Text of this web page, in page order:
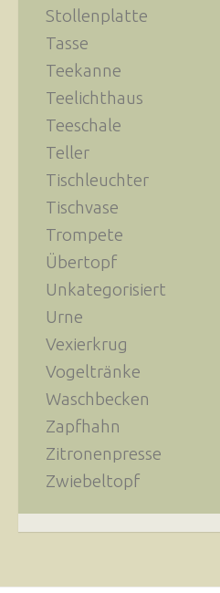
Stollenplatte
Tasse
Teekanne
Teelichthaus
Teeschale
Teller
Tischleuchter
Tischvase
Trompete
Übertopf
Unkategorisiert
Urne
Vexierkrug
Vogeltränke
Waschbecken
Zapfhahn
Zitronenpresse
Zwiebeltopf